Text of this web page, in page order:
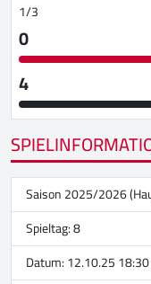
1/3
0
4
Saison 2025/2026
Spieltag: 8
Datum: 12.10.25